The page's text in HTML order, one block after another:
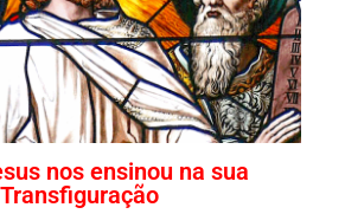
nos ensinou na sua
Transfiguração